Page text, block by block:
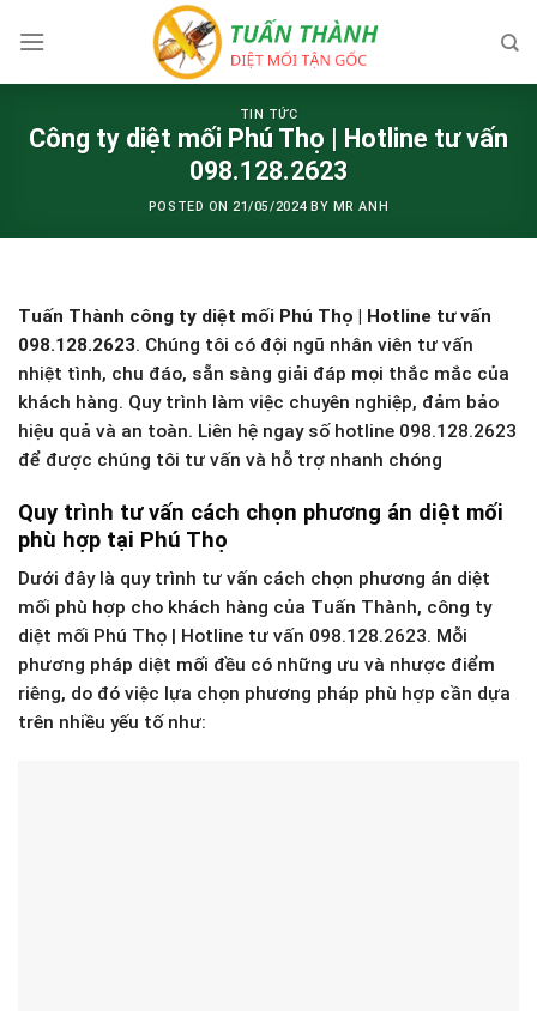
TIN TỨC
Công ty diệt mối Phú Thọ | Hotline tư vấn
098.128.2623
POSTED ON21/05/2024BY MR ANH
Tuấn Thành công ty diệt mối Phú Thọ | Hotline tư vấn
098.128.2623. Chúng tôi có đội ngũ nhân viên tư vấn
nhiệt tình, chu đáo, sẵn sàng giải đáp mọi thắc mắc của
khách hàng. Quy trình làm việc chuyên nghiệp, đảm bảo
hiệu quả và an toàn. Liên hệ ngay số hotline 098.128.2623
để được chúng tôi tư vấn và hỗ trợ nhanh chóng
Quy trình tư vấn cách chọn phương án diệt mối
phù hợp tại Phú Thọ
Dưới đây là quy trình tư vấn cách chọn phương án diệt
mối phù hợp cho khách hàng của Tuấn Thành, công ty
diệt mối Phú Thọ | Hotline tư vấn 098.128.2623. Mỗi
phương pháp diệt mối đều có những ưu và nhược điểm
riêng, do đó việc lựa chọn phương pháp phù hợp cần dựa
trên nhiều yếu tố như: